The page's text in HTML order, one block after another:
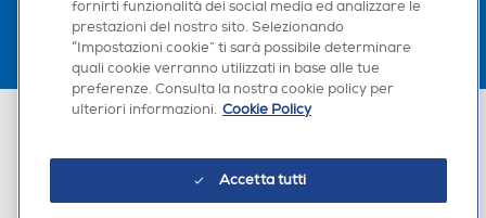
Euronics Italia SpA. Sede legale Via Montefeltro, 6/a 20156 Milano
fornirti funzionalità dei social media ed analizzare le
prestazioni del nostro sito. Selezionando
“Impostazioni cookie” ti sarà possibile determinare
quali cookie verranno utilizzati in base alle tue
preferenze. Consulta la nostra cookie policy per
ulteriori informazioni. Cookie Policy
Accetta tutti